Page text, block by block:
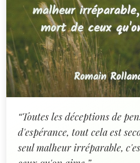
“Toutes les déceptions de
d'espérance, tout cela est
seul malheur irréparable,